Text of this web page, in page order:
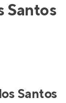
Santos
Santos